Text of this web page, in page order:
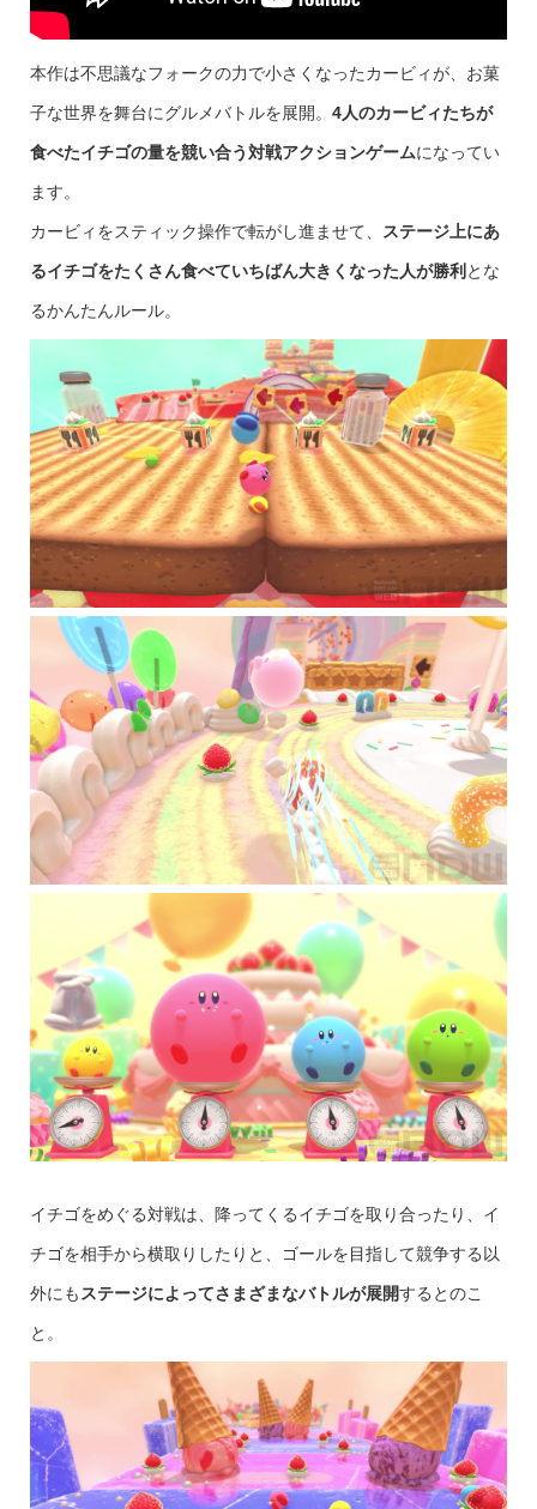
本作は不思議なフォークの力で小さくなったカービィが、お菓
子な世界を舞台にグルメバトルを展開。 4人のカービィたちが
食べたイチゴの量を競い合う対戦アクションゲームになってい
ます。
カービィをスティック操作で転がし進ませて、 ステージ上にあ
るイチゴをたくさん食べていちばん大きくなった人が勝利 とな
るかんたんルール。
イチゴをめぐる対戦は、降ってくるイチゴを取り合ったり、イ
チゴを相手から横取りしたりと、ゴールを目指して競争する以
外にも ステージによってさまざまなバトルが展開するとのこ
と。